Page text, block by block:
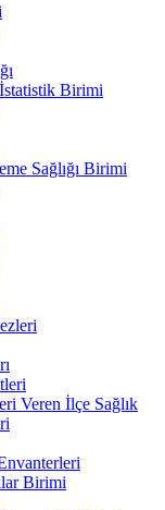
Birimi
Sağlığı Birimi
Veren İlçe Sağlık
Birimi